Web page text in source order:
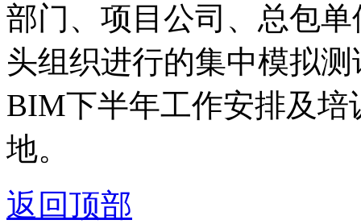
部门、项目公司、总包
头组织进行的集中模拟
BIM下半年工作安排及
地。
返回顶部